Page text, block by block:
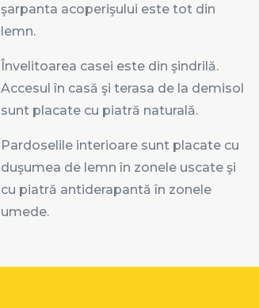
şarpanta acoperişului este tot din
lemn.
Învelitoarea casei este din şindrilă.
Accesul în casă şi terasa de la demisol
sunt placate cu piatră naturală.
Pardoselile interioare sunt placate cu
duşumea de lemn în zonele uscate şi
cu piatră antiderapantă în zonele
umede.